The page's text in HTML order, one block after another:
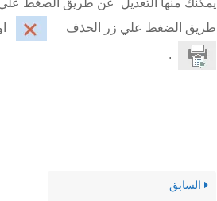
طريق الضغط علي زر الحذف
.
السابق